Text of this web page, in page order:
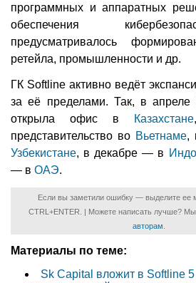
программных и аппаратных
обеспечения
предусматривалось
ретейла, промышленности и др.
ГК Softline активно ведёт
за её пределами. Так, в апреле
открыла офис в
Казахстане
представительство во Вьетнаме,
Узбекистане, в декабре — в
— в ОАЭ.
Если вы заметили ошибку — выделите
CTRL+ENTER. | Можете написать лучше? Мы
авторам
Материалы по теме:
Sk Capital вложит в Softline